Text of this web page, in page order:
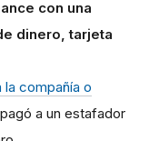
con una
dinero, tarjeta
compañía o
a un estafador